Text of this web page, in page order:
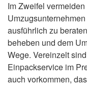
Im Zweifel
ausführlich zu
beheben und dem
Wege. Vereinzelt
Einpackservice im
auch vorkommen,